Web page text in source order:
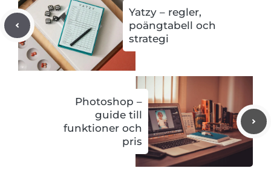
Yatzy – regler,
poängtabell och
strategi
Photoshop –
guide till
funktioner och
pris